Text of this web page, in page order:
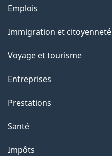
l
a
a
g
"
Thèmes
sujets
Emplois
Immigration et citoyenneté
Voyage et tourisme
Entreprises
Prestations
Santé
Impôts